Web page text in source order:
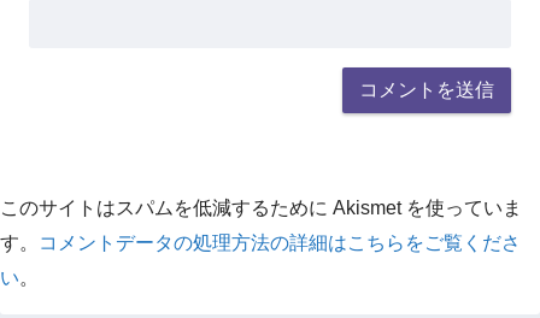
このサイトはスパムを低減するために Akismet を使っていま
す。
コメントデータの処理方法の詳細はこちらをご覧くださ
い。